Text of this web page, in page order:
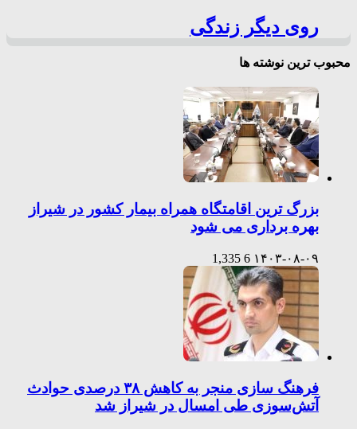
روی دیگر زندگی
محبوب ترین نوشته ها
بزرگ ترین اقامتگاه همراه بیمار کشور در شیراز
بهره برداری می شود
۱۴۰۳-۰۸-۰۹ 6
1,335
فرهنگ سازی منجر به کاهش ۳۸ درصدی حوادث
آتش‌سوزی طی امسال در شیراز شد